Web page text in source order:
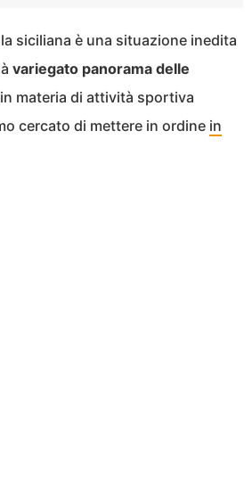
siciliana è una situazione inedita
variegato panorama delle
in materia di attività sportiva
cercato di mettere in ordine in